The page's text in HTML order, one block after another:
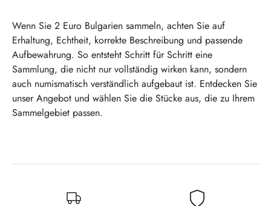
Wenn Sie 2 Euro Bulgarien sammeln, achten Sie auf
Erhaltung, Echtheit, korrekte Beschreibung und passende
Aufbewahrung. So entsteht Schritt für Schritt eine
Sammlung, die nicht nur vollständig wirken kann, sondern
auch numismatisch verständlich aufgebaut ist. Entdecken Sie
unser Angebot und wählen Sie die Stücke aus, die zu Ihrem
Sammelgebiet passen.